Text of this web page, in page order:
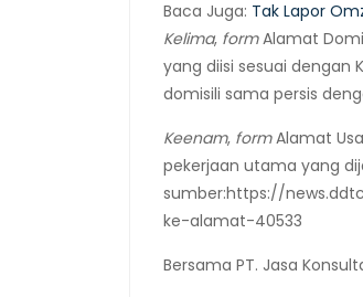
Baca Juga: Tak Lapor
Kelima, formAlamat
yang diisi sesuai dengan
domisili sama persis
Keenam, formAlamat
pekerjaan utama yang
sumber:https://
ke-alamat-40533
Bersama PT. Jasa